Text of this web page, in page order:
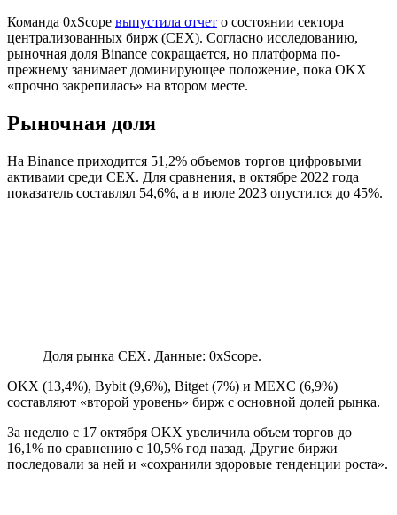
Команда 0xScope выпустила отчет о состоянии сектора
централизованных бирж (CEX). Согласно исследованию,
рыночная доля Binance сокращается, но платформа по-
прежнему занимает доминирующее положение, пока OKX
«прочно закрепилась» на втором месте.
Рыночная доля
На Binance приходится 51,2% объемов торгов цифровыми
активами среди CEX. Для сравнения, в октябре 2022 года
показатель составлял 54,6%, а в июле 2023 опустился до 45%.
Доля рынка CEX. Данные: 0xScope.
OKX (13,4%), Bybit (9,6%), Bitget (7%) и MEXC (6,9%)
составляют «второй уровень» бирж с основной долей рынка.
За неделю с 17 октября OKX увеличила объем торгов до
16,1% по сравнению с 10,5% год назад. Другие биржи
последовали за ней и «сохранили здоровые тенденции роста».